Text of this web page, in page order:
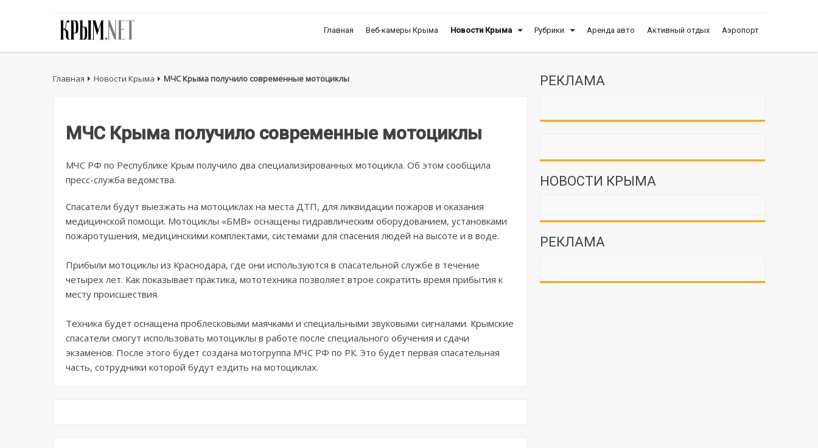
Главная Веб-камеры Крыма Новости Крыма Рубрики Аренда авто Активный отдых Аэропорт
Главная Новости Крыма МЧС Крыма получило современные мотоциклы
МЧС Крыма получило современные мотоциклы
МЧС РФ по Республике Крым получило два специализированных мотоцикла. Об этом сообщила
пресс-служба ведомства.
Спасатели будут выезжать на мотоциклах на места ДТП, для ликвидации пожаров и оказания
медицинской помощи. Мотоциклы «БМВ» оснащены гидравлическим оборудованием, установками
пожаротушения, медицинскими комплектами, системами для спасения людей на высоте и в воде.
Прибыли мотоциклы из Краснодара, где они используются в спасательной службе в течение
четырех лет. Как показывает практика, мототехника позволяет втрое сократить время прибытия к
месту происшествия.
Техника будет оснащена проблесковыми маячками и специальными звуковыми сигналами. Крымские
спасатели смогут использовать мотоциклы в работе после специального обучения и сдачи
экзаменов. После этого будет создана мотогруппа МЧС РФ по РК. Это будет первая спасательная
часть, сотрудники которой будут ездить на мотоциклах.
РЕКЛАМА
НОВОСТИ КРЫМА
РЕКЛАМА